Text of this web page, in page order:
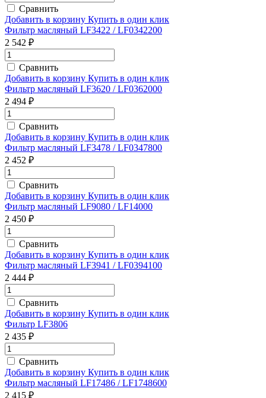
Сравнить
Добавить в корзину Купить в один клик
Фильтр масляный LF3422 / LF0342200
2 542 ₽
Сравнить
Добавить в корзину Купить в один клик
Фильтр масляный LF3620 / LF0362000
2 494 ₽
Сравнить
Добавить в корзину Купить в один клик
Фильтр масляный LF3478 / LF0347800
2 452 ₽
Сравнить
Добавить в корзину Купить в один клик
Фильтр масляный LF9080 / LF14000
2 450 ₽
Сравнить
Добавить в корзину Купить в один клик
Фильтр масляный LF3941 / LF0394100
2 444 ₽
Сравнить
Добавить в корзину Купить в один клик
Фильтр LF3806
2 435 ₽
Сравнить
Добавить в корзину Купить в один клик
Фильтр масляный LF17486 / LF1748600
2 415 ₽